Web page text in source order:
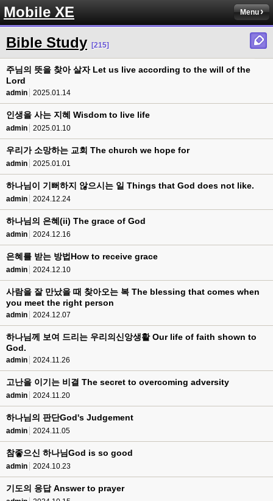
Mobile XE Menu
Bible Study [215]
주님의 뜻을 찾아 살자 Let us live according to the will of the
Lord
admin 2025.01.14
인생을 사는 지혜 Wisdom to live life
admin 2025.01.10
우리가 소망하는 교회 The church we hope for
admin 2025.01.01
하나님이 기뻐하지 않으시는 일 Things that God does not like.
admin 2024.12.24
하나님의 은혜(ii) The grace of God
admin 2024.12.16
은혜를 받는 방법How to receive grace
admin 2024.12.10
사람을 잘 만났을 때 찾아오는 복 The blessing that comes when
you meet the right person
admin 2024.12.07
하나님께 보여 드리는 우리의신앙생활 Our life of faith shown to
God.
admin 2024.11.26
고난을 이기는 비결 The secret to overcoming adversity
admin 2024.11.20
하나님의 판단God's Judgement
admin 2024.11.05
참좋으신 하나님God is so good
admin 2024.10.23
기도의 응답 Answer to prayer